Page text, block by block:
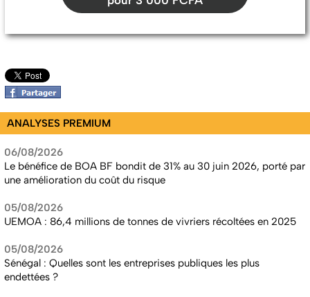
ANALYSES PREMIUM
06/08/2026
Le bénéfice de BOA BF bondit de 31% au 30 juin 2026, porté par
une amélioration du coût du risque
05/08/2026
UEMOA : 86,4 millions de tonnes de vivriers récoltées en 2025
05/08/2026
Sénégal : Quelles sont les entreprises publiques les plus
endettées ?